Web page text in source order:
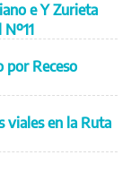
e Y Zurieta
por Receso
viales en la Ruta